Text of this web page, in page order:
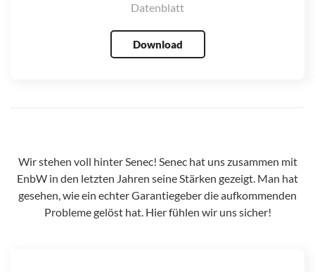
Datenblatt
Download
Wir stehen voll hinter Senec! Senec hat uns zusammen mit
EnbW in den letzten Jahren seine Stärken gezeigt. Man hat
gesehen, wie ein echter Garantiegeber die aufkommenden
Probleme gelöst hat. Hier fühlen wir uns sicher!